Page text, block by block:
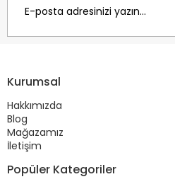
Kurumsal
Hakkımızda
Blog
Mağazamız
İletişim
Popüler Kategoriler